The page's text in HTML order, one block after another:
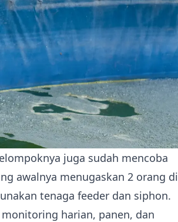
juga sudah mencoba
awalnya menugaskan 2 orang di
tenaga feeder dan siphon.
harian, panen, dan